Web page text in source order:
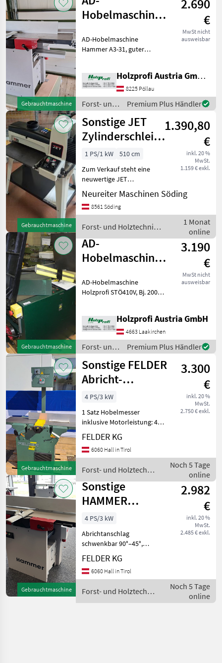
/ Sonstige
Gebrauchtmaschine
Hobelmaschine
gebraucht
2.690
€
MwSt nicht
ausweisbar
AD-Hobelmaschine
Hammer A3-31, guter
Druck- und Satzfehler
vorbehalten Forst- und
Holztechnik Hobel- und
Schleifmaschin
Holzprofi Austria GmbH, Zweigstelle Stmk.
8225 Pöllau
Forst- und
Holztechnik
/ Hammer
Premium Plus Händler
Gebrauchtmaschine
Sonstige JET
Zylinderschleifmaschine
JWDS 1632
1.390,80
€
inkl. 20 %
MwSt.
1.159 € exkl.
1 PS/1 kW
510 cm
Zum Verkauf steht eine
neuwertige JET
Zylinderschleifmaschine
JWDS 1632 mit einer max.
Schleifbreite von 406 mm /
Die Maschine ist in eine
Neureiter Maschinen Söding
8561 Söding
Forst- und Holztechnik /
Sonstige
1 Monat
online
Gebrauchtmaschine
AD-
Hobelmaschine
STÖ410V
gebraucht
3.190
€
MwSt nicht
ausweisbar
AD-Hobelmaschine
Holzprofi STÖ410V, Bj. 2000,
Messer, 2200 mm
Tischlänge, 450
kgPreisänderungen
vorbehalten, Irrtümer
Holzprofi Austria GmbH
4663 Laakirchen
Forst- und
Holztechnik
/ Holzprofi
Premium Plus Händler
Gebrauchtmaschine
Sonstige FELDER
Abricht-
Dickenhobel AD
6-31
3.300
€
inkl. 20 %
MwSt.
2.750 € exkl.
4 PS/3 kW
1 Satz Hobelmesser
inklusive Motorleistung: 4, 0
PS/HP (3, 0 kW) Baujahr:
1991 Hobelbreite: 310 mm
Dickenhöhe: 4 225 mm
Absauganschluss-Ø: 1
FELDER KG
6060 Hall in Tirol
Forst- und Holztechnik
/ Sonstige
Noch 5 Tage
online
Gebrauchtmaschine
Sonstige
HAMMER
Abricht-
Dickenhobelmaschine
A3 31
2.982
€
inkl. 20 %
MwSt.
2.485 € exkl.
4 PS/3 kW
Abrichtanschlag
schwenkbar 90°–45°,
eloxiert
Abrichtanschlaglänge: 1100
mm Dicken-Hobelbreite:
mm: 540 mm Min.
Werkstücklänge in mm: 145
FELDER KG
6060 Hall in Tirol
Forst- und Holztechnik
/ Sonstige
Noch 5 Tage
online